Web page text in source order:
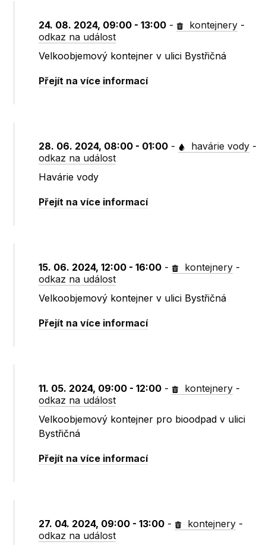
24. 08. 2024, 09:00 - 13:00 - kontejnery -
odkaz na událost
Velkoobjemový kontejner v ulici Bystřičná
Přejít na více informací
28. 06. 2024, 08:00 - 01:00 - havárie vody -
odkaz na událost
Havárie vody
Přejít na více informací
15. 06. 2024, 12:00 - 16:00 - kontejnery -
odkaz na událost
Velkoobjemový kontejner v ulici Bystřičná
Přejít na více informací
11. 05. 2024, 09:00 - 12:00 - kontejnery -
odkaz na událost
Velkoobjemový kontejner pro bioodpad v ulici
Bystřičná
Přejít na více informací
27. 04. 2024, 09:00 - 13:00 - kontejnery -
odkaz na událost